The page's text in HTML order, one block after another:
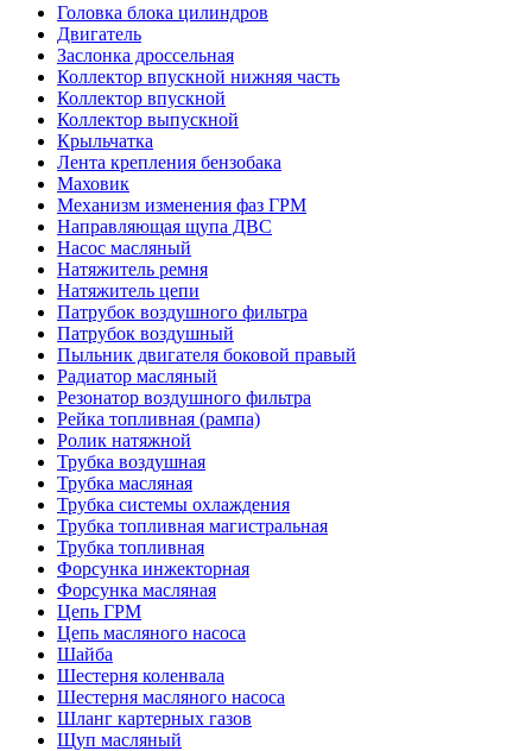
Головка блока цилиндров
Двигатель
Заслонка дроссельная
Коллектор впускной нижняя часть
Коллектор впускной
Коллектор выпускной
Крыльчатка
Лента крепления бензобака
Маховик
Механизм изменения фаз ГРМ
Направляющая щупа ДВС
Насос масляный
Натяжитель ремня
Натяжитель цепи
Патрубок воздушного фильтра
Патрубок воздушный
Пыльник двигателя боковой правый
Радиатор масляный
Резонатор воздушного фильтра
Рейка топливная (рампа)
Ролик натяжной
Трубка воздушная
Трубка масляная
Трубка системы охлаждения
Трубка топливная магистральная
Трубка топливная
Форсунка инжекторная
Форсунка масляная
Цепь ГРМ
Цепь масляного насоса
Шайба
Шестерня коленвала
Шестерня масляного насоса
Шланг картерных газов
Щуп масляный